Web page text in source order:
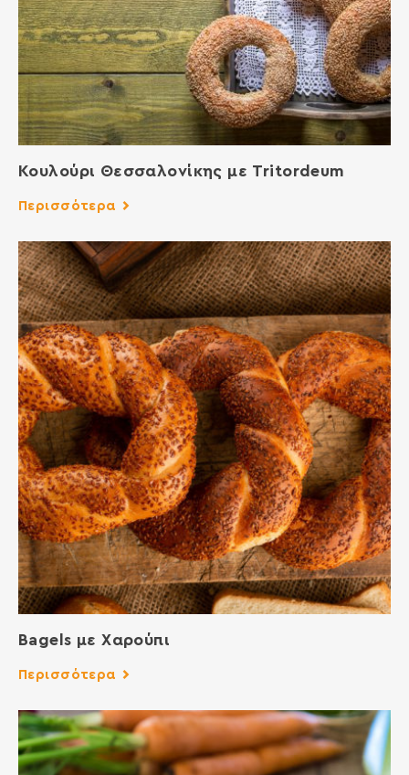
Κουλούρι Θεσσαλονίκης με Tritordeum
Περισσότερα
Bagels με Χαρούπι
Περισσότερα